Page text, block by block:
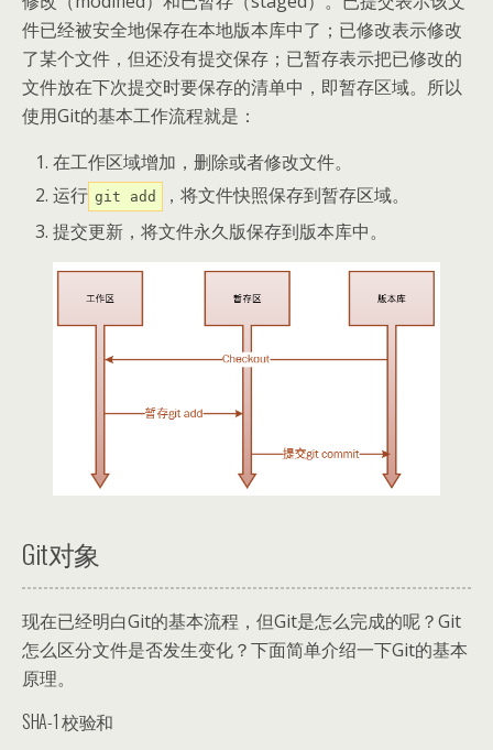
件已经被安全地保存在本地版本库中了；已修改表示修改
了某个文件，但还没有提交保存；已暂存表示把已修改的
文件放在下次提交时要保存的清单中，即暂存区域。所以
使用Git的基本工作流程就是：
在工作区域增加，删除或者修改文件。
运行 git add
，将文件快照保存到暂存区域。
提交更新，将文件永久版保存到版本库中。
Git对象
现在已经明白Git的基本流程，但Git是怎么完成的呢？Git
怎么区分文件是否发生变化？下面简单介绍一下Git的基本
原理。
SHA-1 校验和